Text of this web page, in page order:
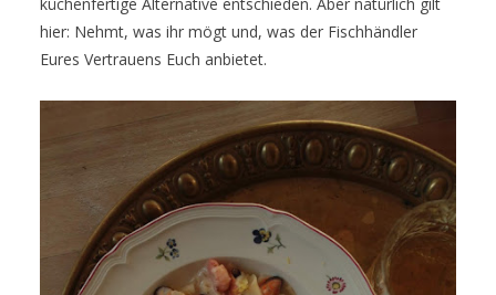
hier: Nehmt, was ihr mögt und, was der Fischhändler
Eures Vertrauens Euch anbietet.